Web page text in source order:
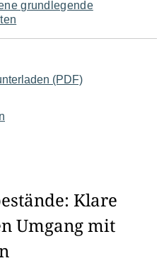
grundlegende
(PDF)
Klare
Umgang mit